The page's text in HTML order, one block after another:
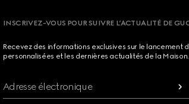
INSCRIVEZ-VOUS POUR SUIVRE L’ACTUALITÉ DE
Recevez des informations exclusives sur le lancement
personnalisées et les dernières actualités de la Maison.
Adresse électronique